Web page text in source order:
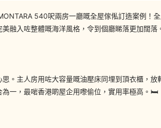
540呎兩房一廳嘅全屋傢俬訂造案例！
融入咗整體嘅海洋風格，令到個廳睇落更加闊落
。主人房用咗大容量嘅油壓床同埋到頂衣櫃，
為一，最啱香港啲屋企用嚟偷位，實用率極高。🛏️